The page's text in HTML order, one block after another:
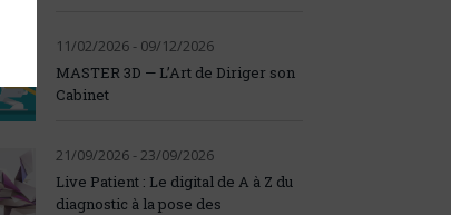
11/02/2026 - 09/12/2026
MASTER 3D — L’Art de Diriger son
Cabinet
21/09/2026 - 23/09/2026
Live Patient : Le digital de A à Z du
diagnostic à la pose des